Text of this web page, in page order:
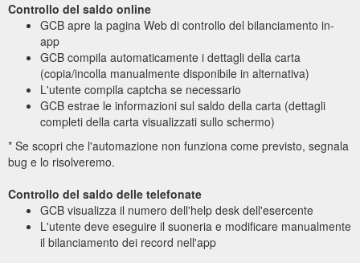
Controllo del saldo online
GCB apre la pagina Web di controllo del bilanciamento in-
app
GCB compila automaticamente i dettagli della carta
(copia/incolla manualmente disponibile in alternativa)
L'utente compila captcha se necessario
GCB estrae le informazioni sul saldo della carta (dettagli
completi della carta visualizzati sullo schermo)
* Se scopri che l'automazione non funziona come previsto, segnala
bug e lo risolveremo.
Controllo del saldo delle telefonate
GCB visualizza il numero dell'help desk dell'esercente
L'utente deve eseguire il suoneria e modificare manualmente
il bilanciamento dei record nell'app